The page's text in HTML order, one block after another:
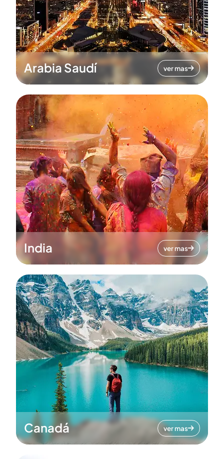
Arabia Saudí ver mas
India ver mas
Canadá ver mas